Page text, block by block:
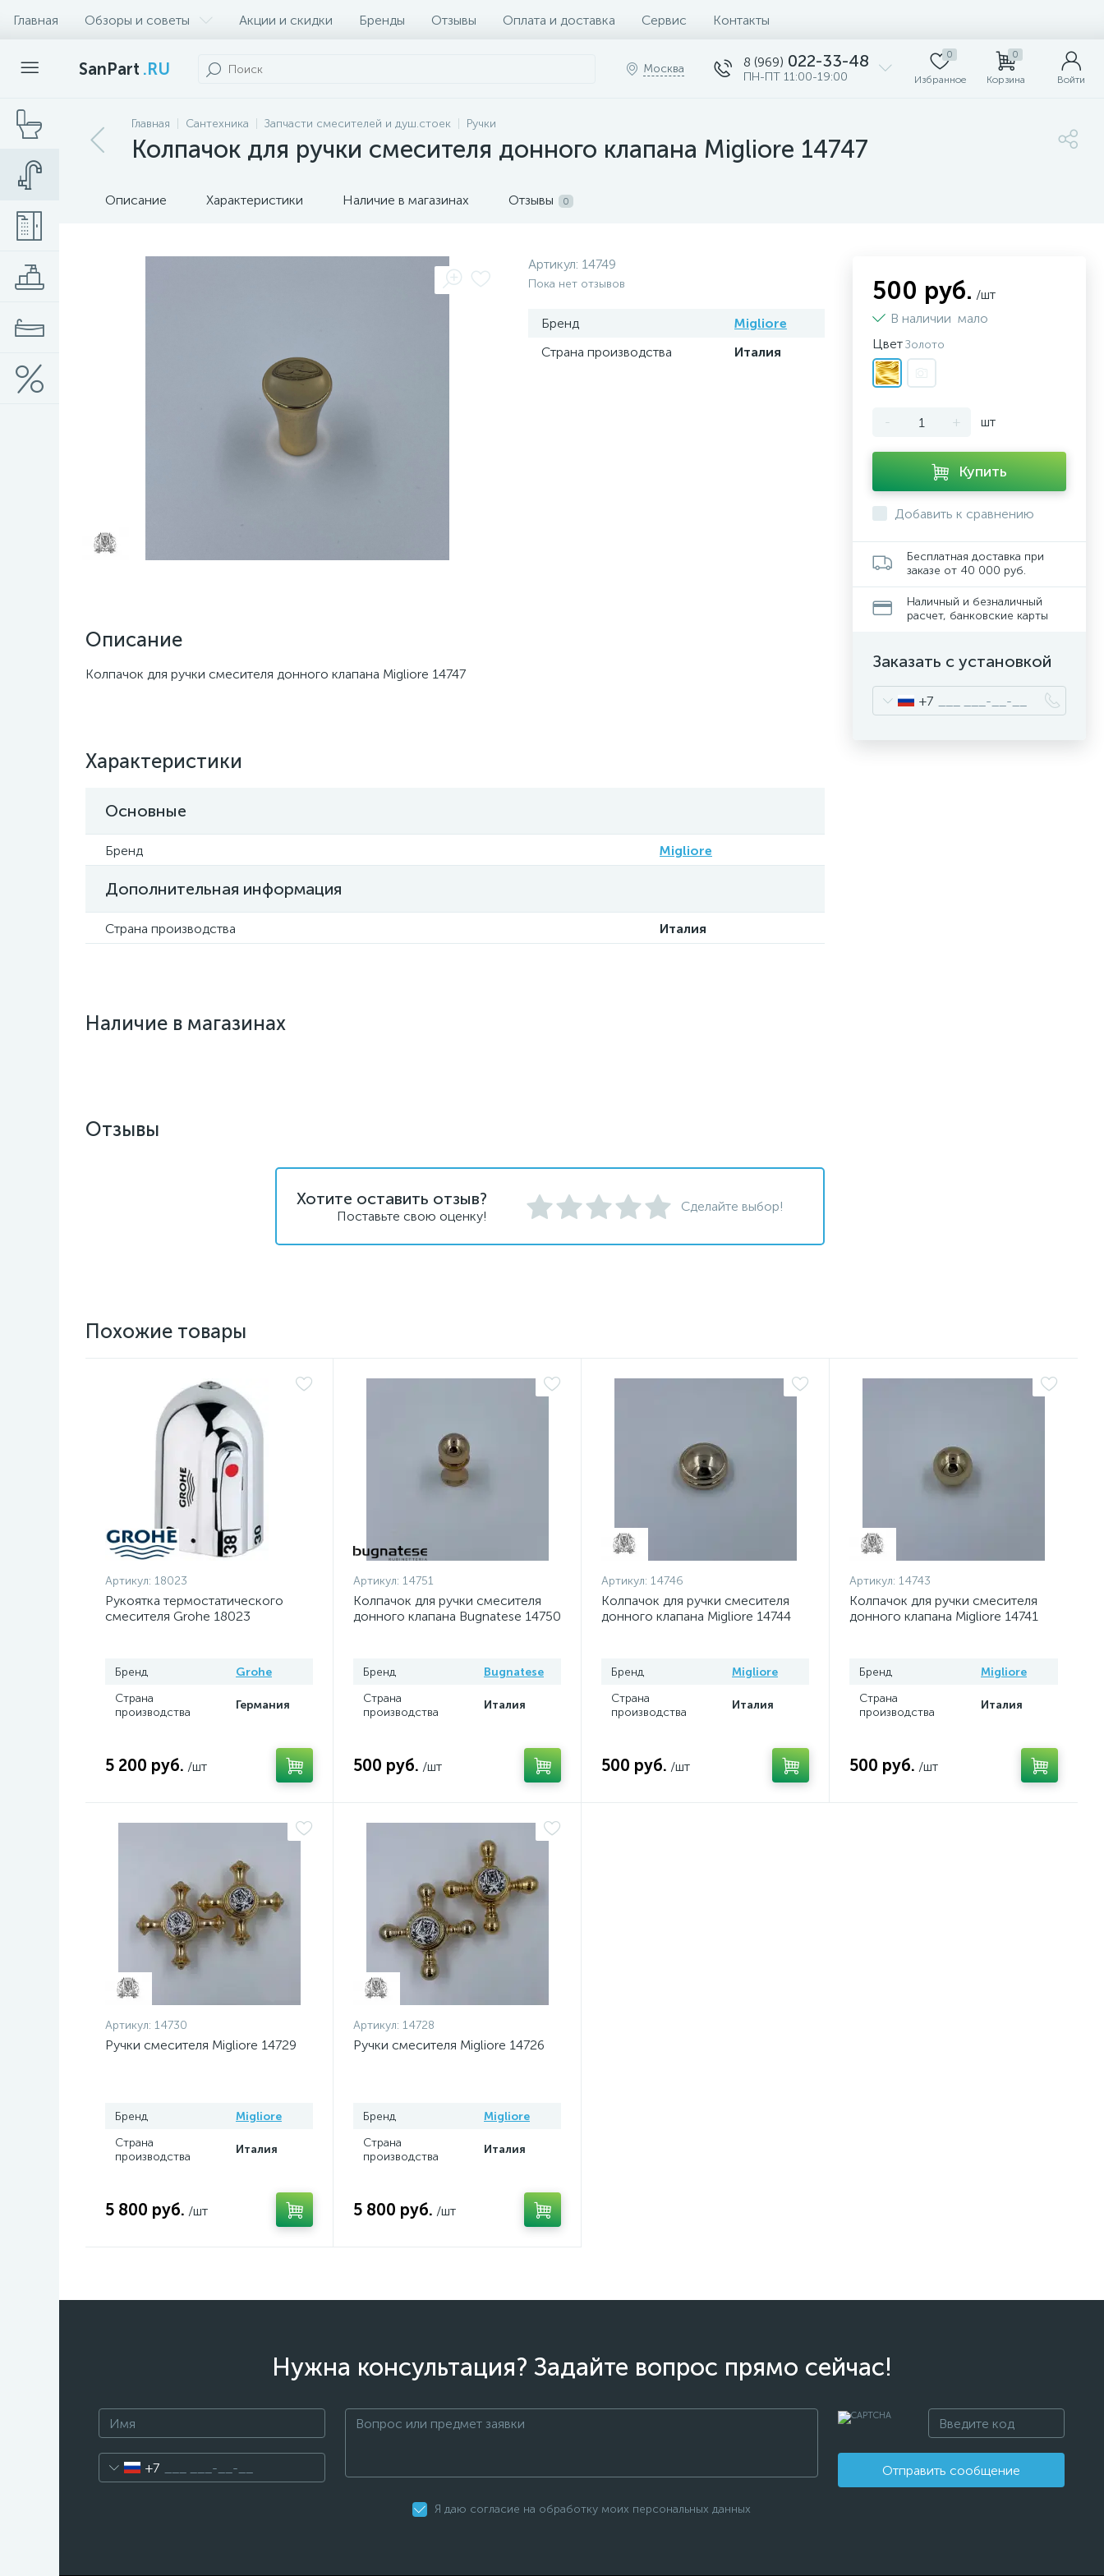
Главная Обзоры и советы Акции и скидки Бренды Отзывы Оплата и доставка Сервис Контакты
SanPart .RU Москва 8 (969) 022-33-48
ПН-ПТ 11:00-19:00
0
Избранное
0
Корзина Войти
Главная Сантехника Запчасти смесителей и душ.стоек Ручки
Колпачок для ручки смесителя донного клапана Migliore 14747
Описание Характеристики Наличие в магазинах Отзывы 0
Артикул: 14749
Пока нет отзывов
Бренд
Migliore
Страна производства
Италия
Описание
Колпачок для ручки смесителя донного клапана Migliore 14747
Характеристики
Основные
Бренд Migliore
Дополнительная информация
Страна производства Италия
Наличие в магазинах
500 руб. /шт
В наличии мало
ЦветЗолото
- + шт
Купить
Добавить к сравнению
Бесплатная доставка при
заказе от 40 000 руб.
Наличный и безналичный
расчет, банковские карты
Заказать с установкой
+7
Отзывы
Хотите оставить отзыв?
Поставьте свою оценку!
Сделайте выбор!
Похожие товары
Артикул: 18023
Рукоятка термостатического
смесителя Grohe 18023
Бренд
Grohe
Страна
производства
Германия
5 200 руб. /шт
Артикул: 14751
Колпачок для ручки смесителя
донного клапана Bugnatese 14750
Бренд
Bugnatese
Страна
производства
Италия
500 руб. /шт
Артикул: 14746
Колпачок для ручки смесителя
донного клапана Migliore 14744
Бренд
Migliore
Страна
производства
Италия
500 руб. /шт
Артикул: 14743
Колпачок для ручки смесителя
донного клапана Migliore 14741
Бренд
Migliore
Страна
производства
Италия
500 руб. /шт
Артикул: 14730
Ручки смесителя Migliore 14729
Бренд
Migliore
Страна
производства
Италия
5 800 руб. /шт
Артикул: 14728
Ручки смесителя Migliore 14726
Бренд
Migliore
Страна
производства
Италия
5 800 руб. /шт
Нужна консультация? Задайте вопрос прямо сейчас!
+7 Отправить сообщение
Я даю согласие на обработку моих персональных данных